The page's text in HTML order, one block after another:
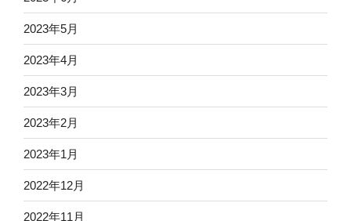
2023年5月
2023年4月
2023年3月
2023年2月
2023年1月
2022年12月
2022年11月